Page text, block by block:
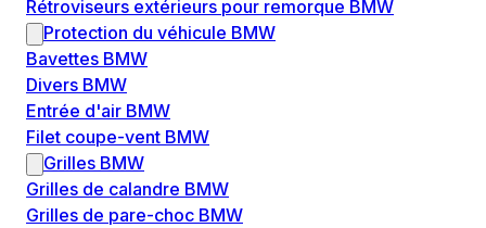
Rétroviseurs extérieurs pour remorque BMW
Protection du véhicule BMW
Bavettes BMW
Divers BMW
Entrée d'air BMW
Filet coupe-vent BMW
Grilles BMW
Grilles de calandre BMW
Grilles de pare-choc BMW